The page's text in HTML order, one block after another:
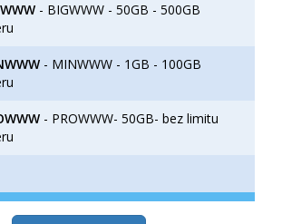
- BIGWWW - 50GB - 500GB
- MINWWW - 1GB - 100GB
- PROWWW- 50GB- bez limitu